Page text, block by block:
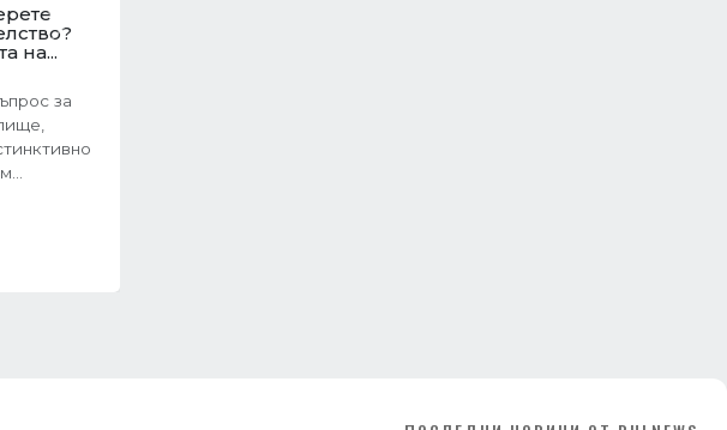
на...
за
Sonraki